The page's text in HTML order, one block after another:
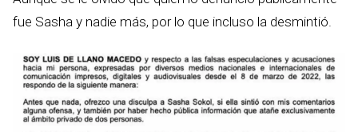
fue Sasha y nadie más, por lo que incluso la desmintió.